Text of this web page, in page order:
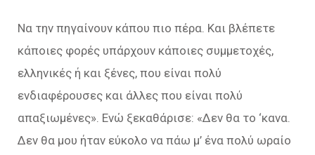
Να την πηγαίνουν κάπου πιο πέρα. Και βλέπετε
κάποιες φορές υπάρχουν κάποιες συμμετοχές,
ελληνικές ή και ξένες, που είναι πολύ
ενδιαφέρουσες και άλλες που είναι πολύ
απαξιωμένες». Ενώ ξεκαθάρισε: «Δεν θα το ‘κανα.
Δεν θα μου ήταν εύκολο να πάω μ’ ένα πολύ ωραίο